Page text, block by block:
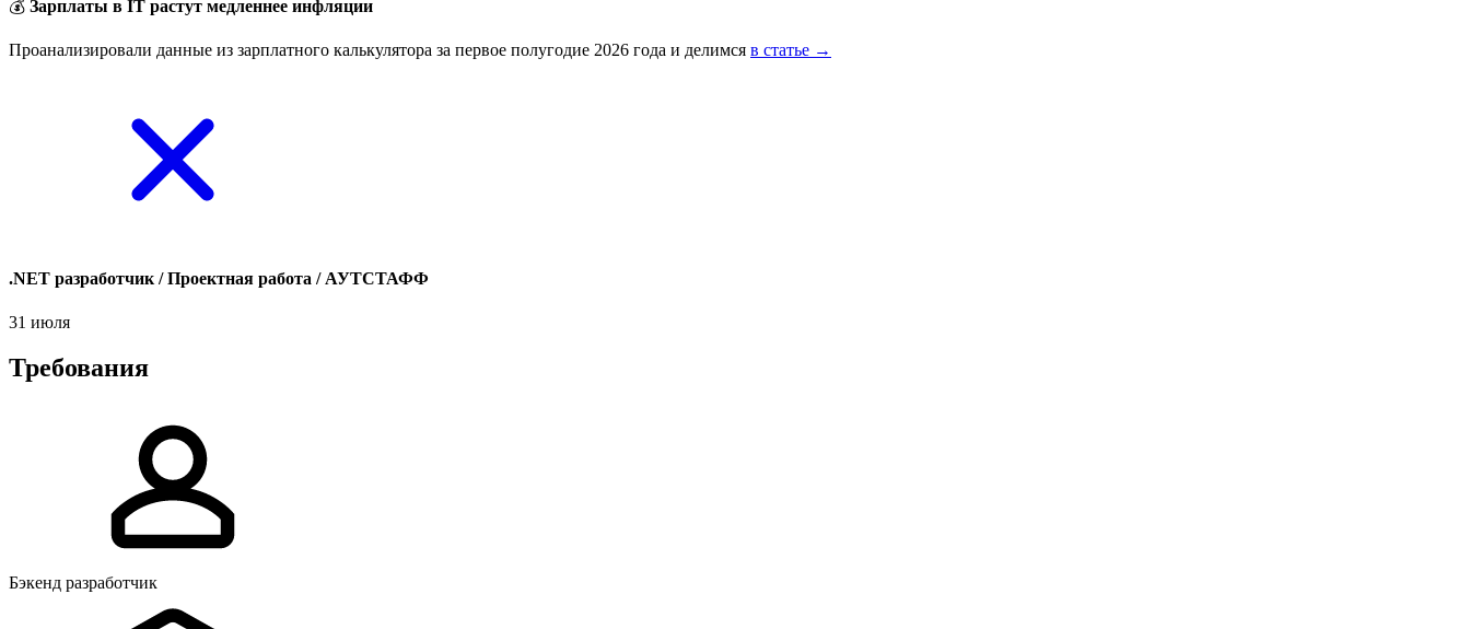
💰 Зарплаты в IT растут медленнее инфляции
Проанализировали данные из зарплатного калькулятора за первое полугодие 2026 года и делимся в статье →
.NET разработчик / Проектная работа / АУТСТАФФ
31 июля
Требования
Бэкенд разработчик